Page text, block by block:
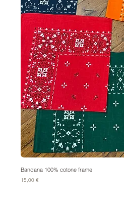
Bandana 100% cotone frame
Prezzo
15,00 €